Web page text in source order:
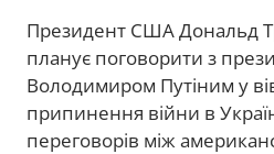
Президент США Дональд
планує поговорити з
Володимиром Путіним у
припинення війни в
переговорів між